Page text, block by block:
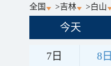
全国 >吉林 > 白山
今天
7日 8日